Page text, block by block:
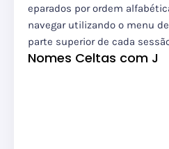
eparados por ordem
navegar utilizando o menu
parte superior de cada
Nomes Celtas com J